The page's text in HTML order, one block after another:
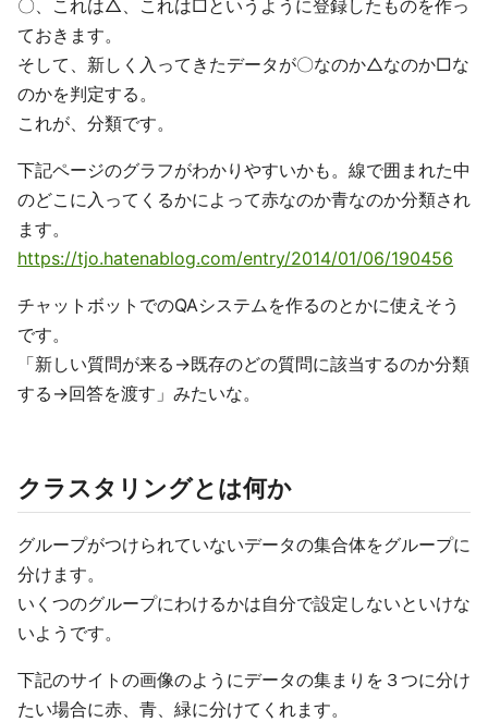
〇、これは△、これは□というように登録したものを作っ
ておきます。
そして、新しく入ってきたデータが〇なのか△なのか□な
のかを判定する。
これが、分類です。
下記ページのグラフがわかりやすいかも。線で囲まれた中
のどこに入ってくるかによって赤なのか青なのか分類され
ます。
https://tjo.hatenablog.com/entry/2014/01/06/190456
チャットボットでのQAシステムを作るのとかに使えそう
です。
「新しい質問が来る→既存のどの質問に該当するのか分類
する→回答を渡す」みたいな。
クラスタリングとは何か
グループがつけられていないデータの集合体をグループに
分けます。
いくつのグループにわけるかは自分で設定しないといけな
いようです。
下記のサイトの画像のようにデータの集まりを３つに分け
たい場合に赤、青、緑に分けてくれます。